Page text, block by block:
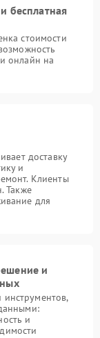
бесплатная
стоимости
онлайн на
доставку
и
Клиенты
Также
для
и
и